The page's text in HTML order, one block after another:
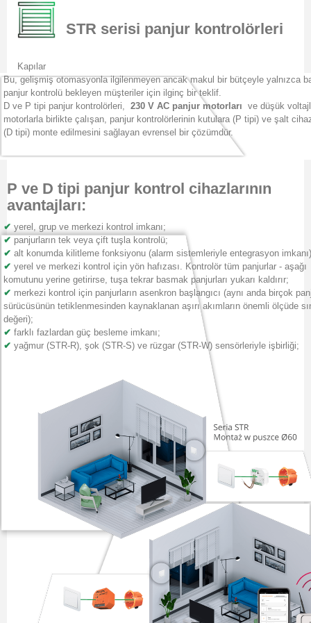
Kapılar
STR serisi panjur kontrolörleri
Bu, gelişmiş otomasyonla ilgilenmeyen ancak makul bir bütçeyle yalnızca
panjur kontrolü bekleyen müşteriler için ilginç bir teklif.
D ve P tipi panjur kontrolörleri, 230 V AC panjur motorları ve düşük
motorlarla birlikte çalışan, panjur kontrolörlerinin kutulara (P tipi) ve şalt
(D tipi) monte edilmesini sağlayan evrensel bir çözümdür.
P ve D tipi panjur kontrol cihazlarının
avantajları:
✔ yerel, grup ve merkezi kontrol imkanı;
✔ panjurların tek veya çift tuşla kontrolü;
✔ alt konumda kilitleme fonksiyonu (alarm sistemleriyle entegrasyon
✔ yerel ve merkezi kontrol için yön hafızası. Kontrolör tüm panjurlar - aşağı
komutunu yerine getirirse, tuşa tekrar basmak panjurları yukarı kaldırır;
✔ merkezi kontrol için panjurların asenkron başlangıcı (aynı anda birçok
sürücüsünün tetiklenmesinden kaynaklanan aşırı akımların önemli ölçüde
değeri);
✔ farklı fazlardan güç besleme imkanı;
✔ yağmur (STR-R), şok (STR-S) ve rüzgar (STR-W) sensörleriyle işbirliği;